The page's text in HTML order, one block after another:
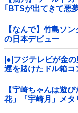
｢BTSが出てきて悪
【なんで】竹島ソ
の日本デビュー
|●|フジテレビが金
運を賭けたドル箱コ
い……
【宇崎ちゃんは遊
花」「宇崎月」メタ
ア【ラウンドワン限